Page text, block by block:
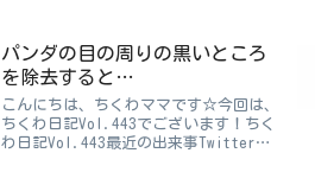
ど幅が広くてゴージャスです☆そこにい
る時が一番落ち着きます♪...
パンダの目の周りの黒いところ
を除去すると…
こんにちは、ちくわママです☆今回は、
ちくわ日記Vol.443でございます！ちく
わ日記Vol.443最近の出来事Twitterで